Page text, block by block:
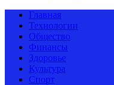
Главная
Технологии
Общество
Финансы
Здоровье
Культура
Спорт